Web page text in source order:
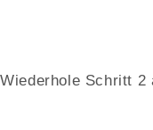
Schritt 2